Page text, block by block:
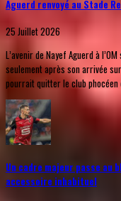
Aguerd renvoyé au Stade
25 Juillet 2026
L’avenir de Nayef Aguerd à
seulement après son arrivée
pourrait quitter le club phocéen
Un cadre majeur passe
accessoire inhabituel